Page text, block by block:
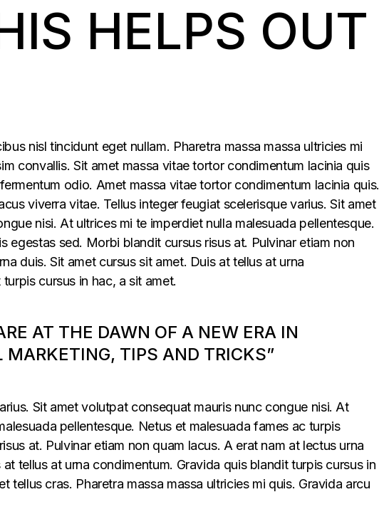
HELPS OUT
nisl tincidunt eget nullam. Pharetra massa massa ultricies mi
convallis. Sit amet massa vitae tortor condimentum lacinia quis
odio. Amet massa vitae tortor condimentum lacinia quis.
viverra vitae. Tellus integer feugiat scelerisque varius. Sit amet
nisi. At ultrices mi te imperdiet nulla malesuada pellentesque.
egestas sed. Morbi blandit cursus risus at. Pulvinar etiam non
duis. Sit amet cursus sit amet. Duis at tellus at urna
cursus in hac, a sit amet.
AT THE DAWN OF A NEW ERA IN
MARKETING, TIPS AND TRICKS”
Sit amet volutpat consequat mauris nunc congue nisi. At
pellentesque. Netus et malesuada fames ac turpis
at. Pulvinar etiam non quam lacus. A erat nam at lectus urna
tellus at urna condimentum. Gravida quis blandit turpis cursus in
tellus cras. Pharetra massa massa ultricies mi quis. Gravida arcu